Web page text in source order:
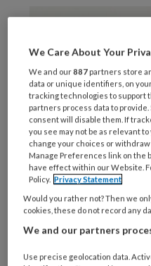
Foto: Viktor / stock.adobe.com
Meneer Cornelissen
woont
We Care About Your
We and our887 partners store
data or unique identifiers, on
tracking technologies to support
partners process data to
consent will disable them. If
you see may not be as relevant
change your choices or
Manage Preferences link on the
have effect within our Website.
Policy. Privacy Statement
Would you rather not? Then we
cookies, these do not record any
We and our partners
Use precise geolocation data.